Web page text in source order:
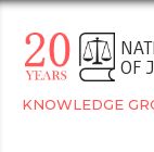
OF
KNOWLEDGE